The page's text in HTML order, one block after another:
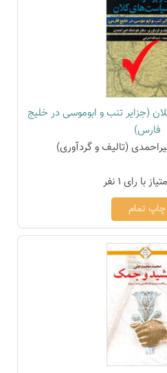
(جزایر تنب و ابوموسی در خلیج
فارس)
(تالیف و گردآوری)
چاپ تمام